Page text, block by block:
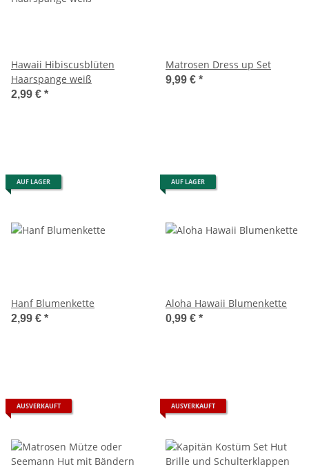
Hawaii Hibiscusblüten
Haarspange weiß
2,99 € *
Matrosen Dress up Set
9,99 € *
AUF LAGER
Hanf Blumenkette
2,99 € *
AUF LAGER
Aloha Hawaii Blumenkette
0,99 € *
AUSVERKAUFT AUSVERKAUFT